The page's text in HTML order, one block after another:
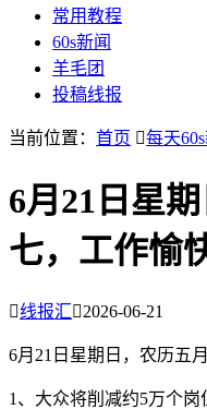
常用教程
60s新闻
羊毛团
投稿线报
当前位置： 首页 每天
6月21日星
七，工作愉
线报汇2026-06-21
6月21日星期日，农历五
1、大众将削减约5万个